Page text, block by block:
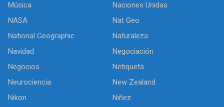
Música
Naciones Unidas
NASA
Nat Geo
National Geographic
Naturaleza
Navidad
Negociación
Negocios
Netiqueta
Neurociencia
New Zealand
Nikon
Niñez